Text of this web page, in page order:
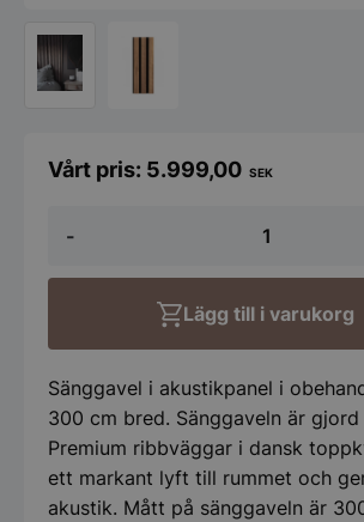
-
Valnöt
cm
5.999,00 SEK
Lägg till i varukorg
Sänggavel i akustikpanel i
300 cm bred. Sänggaveln är gjord
Premium ribbväggar i dansk
ett markant lyft till rummet och
akustik. Mått på sänggaveln är